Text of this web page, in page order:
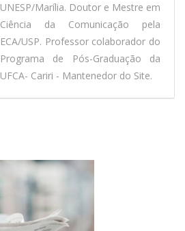
UNESP/Marília. Doutor e Mestre em
Ciência da Comunicação pela
ECA/USP. Professor colaborador do
Programa de Pós-Graduação da
UFCA- Cariri - Mantenedor do Site.